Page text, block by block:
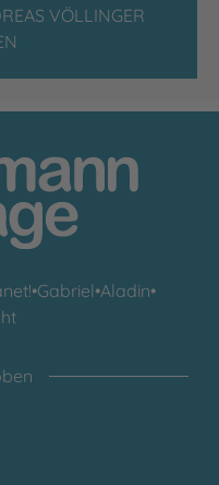
VÖLLINGER
•Gabriel•Aladin•